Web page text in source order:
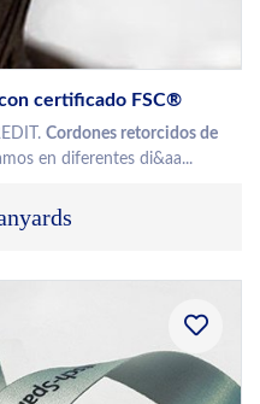
certificado FSC®
Cordones retorcidos de
en diferentes di&aa...